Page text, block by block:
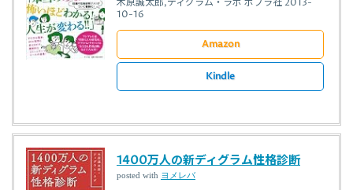
木原誠太郎,ディグラム・ラボ ポプラ社 2013-
10-16
Amazon
Kindle
1400万人の新ディグラム性格診断
posted with ヨメレバ